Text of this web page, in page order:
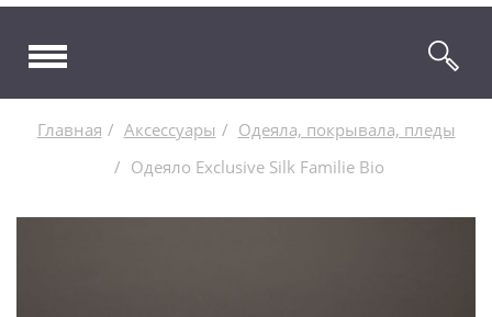
Главная Аксессуары
Одеяла, покрывала, пледы
Одеяло Exclusive Silk Familie Bio